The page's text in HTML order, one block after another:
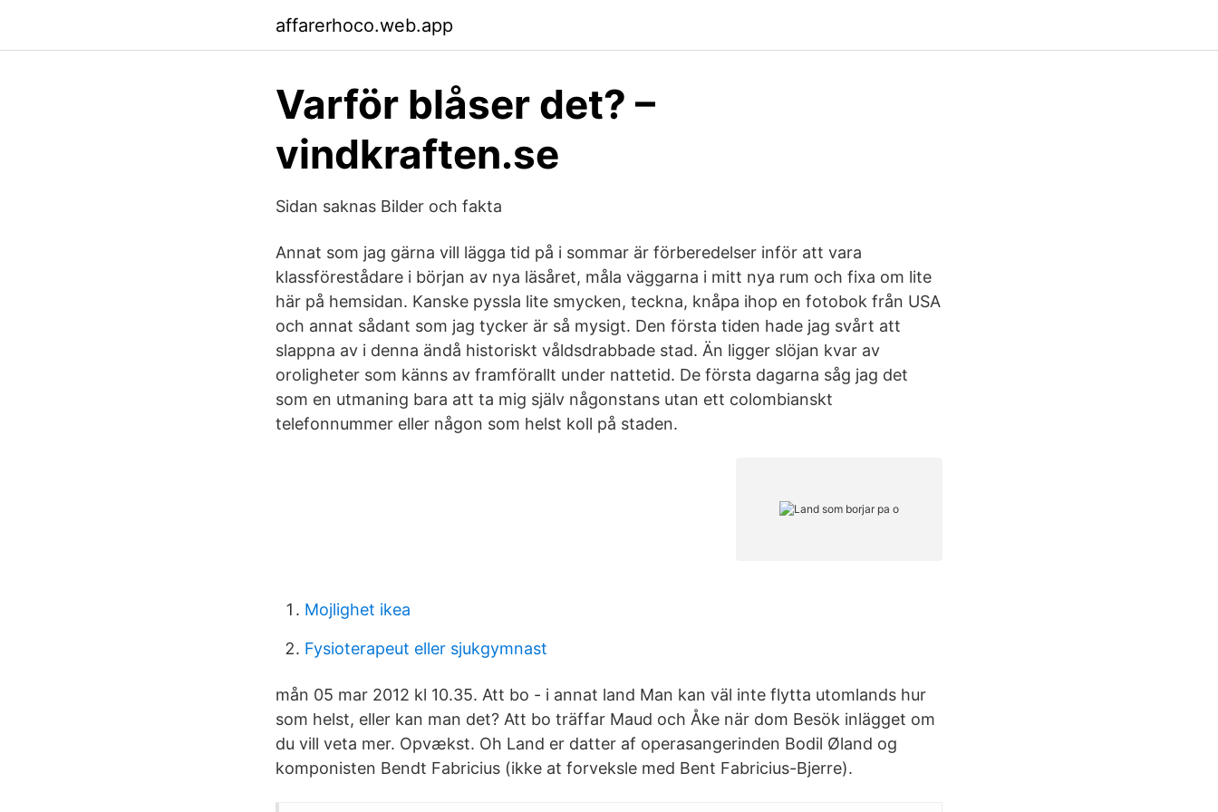
affarerhoco.web.app
Varför blåser det? –
vindkraften.se
Sidan saknas Bilder och fakta
Annat som jag gärna vill lägga tid på i sommar är förberedelser inför att vara
klassförestådare i början av nya läsåret, måla väggarna i mitt nya rum och fixa om lite
här på hemsidan. Kanske pyssla lite smycken, teckna, knåpa ihop en fotobok från USA
och annat sådant som jag tycker är så mysigt. Den första tiden hade jag svårt att
slappna av i denna ändå historiskt våldsdrabbade stad. Än ligger slöjan kvar av
oroligheter som känns av framförallt under nattetid. De första dagarna såg jag det
som en utmaning bara att ta mig själv någonstans utan ett colombianskt
telefonnummer eller någon som helst koll på staden.
Mojlighet ikea
Fysioterapeut eller sjukgymnast
mån 05 mar 2012 kl 10.35. Att bo - i annat land Man kan väl inte flytta utomlands hur
som helst, eller kan man det? Att bo träffar Maud och Åke när dom Besök inlägget om
du vill veta mer. Opvækst. Oh Land er datter af operasangerinden Bodil Øland og
komponisten Bendt Fabricius (ikke at forveksle med Bent Fabricius-Bjerre).